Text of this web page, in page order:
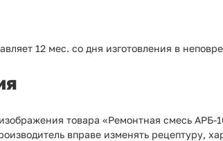
12 мес. со дня изготовления в
товара «Ремонтная смесь
вправе изменять рецептуру,